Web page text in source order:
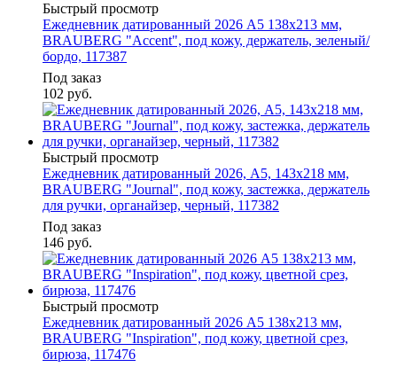
Быстрый просмотр
Ежедневник датированный 2026 А5 138х213 мм,
BRAUBERG "Accent", под кожу, держатель, зеленый/
бордо, 117387
Под заказ
102 руб.
Быстрый просмотр
Ежедневник датированный 2026, А5, 143х218 мм,
BRAUBERG "Journal", под кожу, застежка, держатель
для ручки, органайзер, черный, 117382
Под заказ
146 руб.
Быстрый просмотр
Ежедневник датированный 2026 А5 138x213 мм,
BRAUBERG "Inspiration", под кожу, цветной срез,
бирюза, 117476